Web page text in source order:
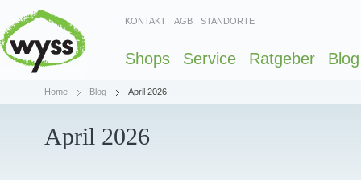
KONTAKT AGB STANDORTE
Shops Service Ratgeber Blog
Home Blog April 2026
April 2026